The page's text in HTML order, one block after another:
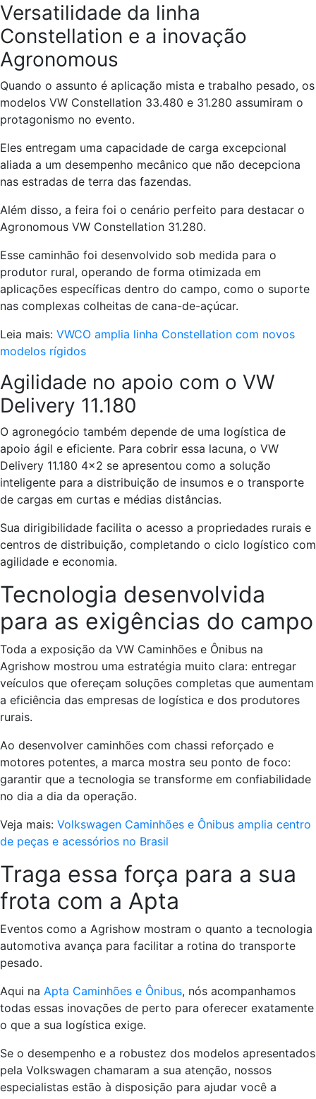
Versatilidade da linha
Constellation e a inovação
Agronomous
Quando o assunto é aplicação mista e trabalho pesado, os
modelos VW Constellation 33.480 e 31.280 assumiram o
protagonismo no evento.
Eles entregam uma capacidade de carga excepcional
aliada a um desempenho mecânico que não decepciona
nas estradas de terra das fazendas.
Além disso, a feira foi o cenário perfeito para destacar o
Agronomous VW Constellation 31.280.
Esse caminhão foi desenvolvido sob medida para o
produtor rural, operando de forma otimizada em
aplicações específicas dentro do campo, como o suporte
nas complexas colheitas de cana-de-açúcar.
Leia mais: VWCO amplia linha Constellation com novos
modelos rígidos
Agilidade no apoio com o VW
Delivery 11.180
O agronegócio também depende de uma logística de
apoio ágil e eficiente. Para cobrir essa lacuna, o VW
Delivery 11.180 4×2 se apresentou como a solução
inteligente para a distribuição de insumos e o transporte
de cargas em curtas e médias distâncias.
Sua dirigibilidade facilita o acesso a propriedades rurais e
centros de distribuição, completando o ciclo logístico com
agilidade e economia.
Tecnologia desenvolvida
para as exigências do campo
Toda a exposição da VW Caminhões e Ônibus na
Agrishow mostrou uma estratégia muito clara: entregar
veículos que ofereçam soluções completas que aumentam
a eficiência das empresas de logística e dos produtores
rurais.
Ao desenvolver caminhões com chassi reforçado e
motores potentes, a marca mostra seu ponto de foco:
garantir que a tecnologia se transforme em confiabilidade
no dia a dia da operação.
Veja mais: Volkswagen Caminhões e Ônibus amplia centro
de peças e acessórios no Brasil
Traga essa força para a sua
frota com a Apta
Eventos como a Agrishow mostram o quanto a tecnologia
automotiva avança para facilitar a rotina do transporte
pesado.
Aqui na Apta Caminhões e Ônibus, nós acompanhamos
todas essas inovações de perto para oferecer exatamente
o que a sua logística exige.
Se o desempenho e a robustez dos modelos apresentados
pela Volkswagen chamaram a sua atenção, nossos
especialistas estão à disposição para ajudar você a